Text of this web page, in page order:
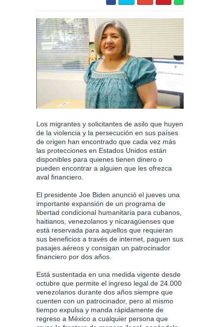
Los migrantes y solicitantes de asilo que huyen
de la violencia y la persecución en sus países
de origen han encontrado que cada vez más
las protecciones en Estados Unidos están
disponibles para quienes tienen dinero o
pueden encontrar a alguien que les ofrezca
aval financiero.
El presidente Joe Biden anunció el jueves una
importante expansión de un programa de
libertad condicional humanitaria para cubanos,
haitianos, venezolanos y nicaragüenses que
está reservada para aquellos que requieran
sus beneficios a través de internet, paguen sus
pasajes aéreos y consigan un patrocinador
financiero por dos años.
Está sustentada en una medida vigente desde
octubre que permite el ingreso legal de 24.000
venezolanos durante dos años siempre que
cuenten con un patrocinador, pero al mismo
tiempo expulsa y manda rápidamente de
regreso a México a cualquier persona que